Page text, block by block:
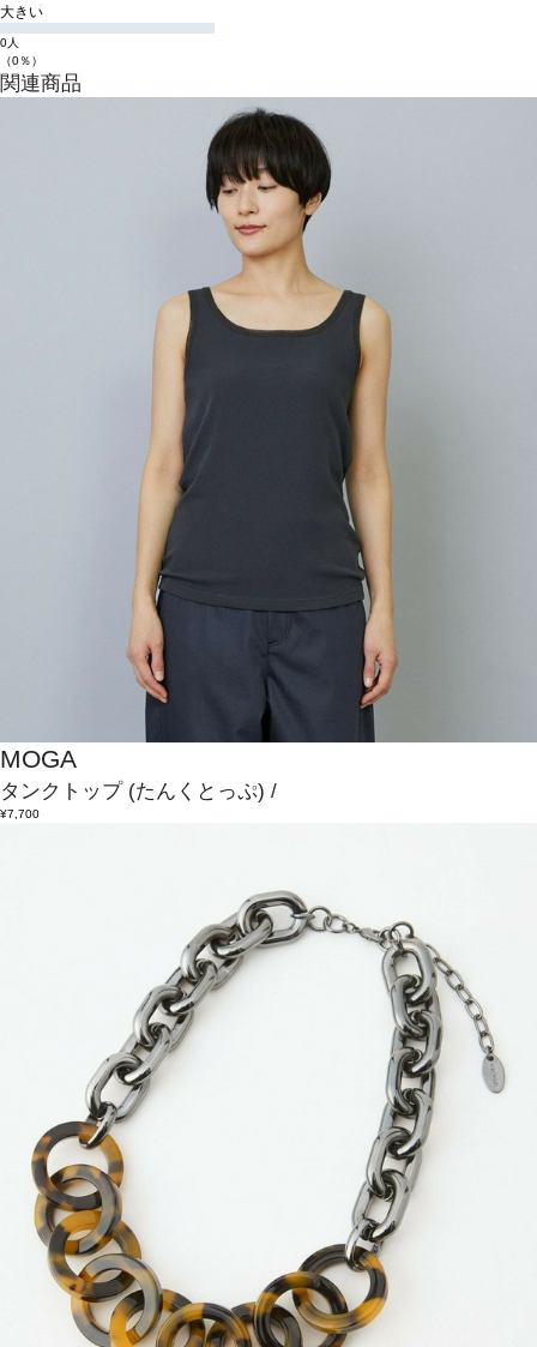
大きい
0人
（0％）
関連商品
MOGA
タンクトップ (たんくとっぷ) /
¥7,700